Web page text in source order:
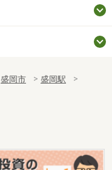
盛岡市
盛岡駅